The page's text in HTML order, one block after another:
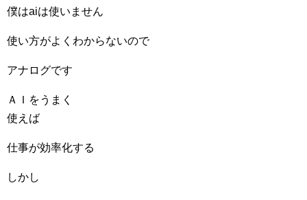
僕はaiは使いません
使い方がよくわからないので
アナログです
ＡＩをうまく
使えば
仕事が効率化する
しかし